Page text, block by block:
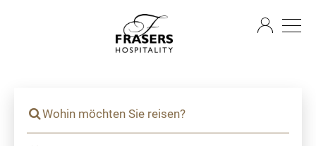
Wohin möchten Sie reisen?